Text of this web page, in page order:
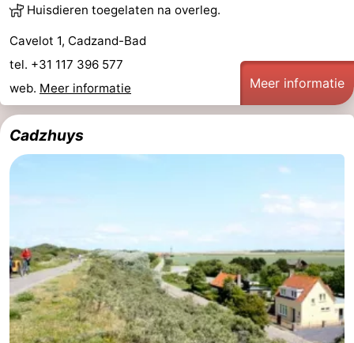
&
Steden
Natuur
Sporten
-
Zwembaden
-
Fietsen
-
Golfbanen
-
Surfen
Eten
en
Haaientanden
Huisdieren toegelaten na overleg.
Cavelot 1, Cadzand-Bad
tel. +31 117 396 577
web. Meer informatie Meer informatie
Cadzhuys